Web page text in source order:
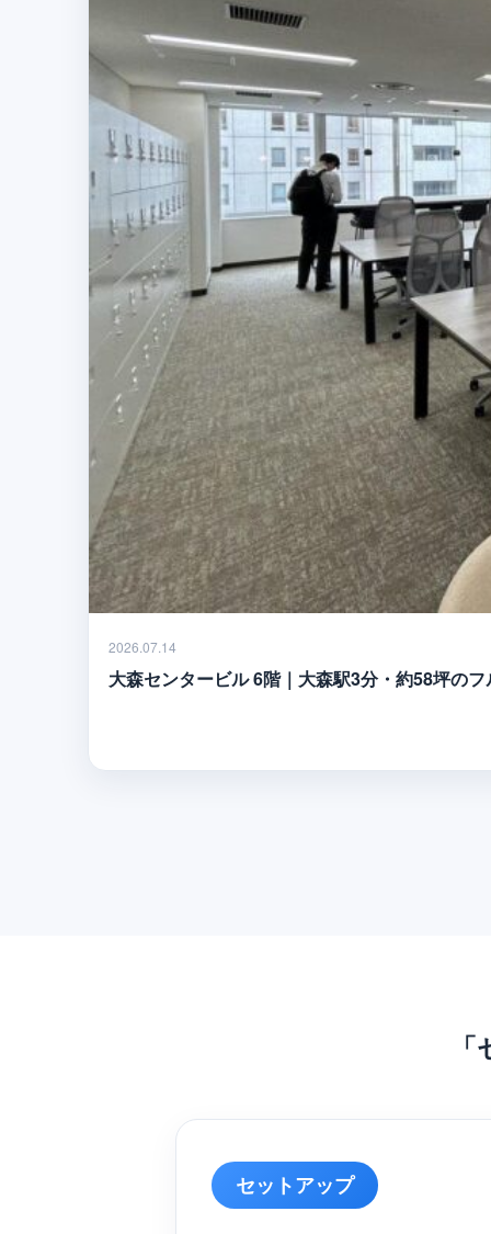
2026.07.14
大森センタービル 6階｜大森駅3分・約58坪の
セットアップ